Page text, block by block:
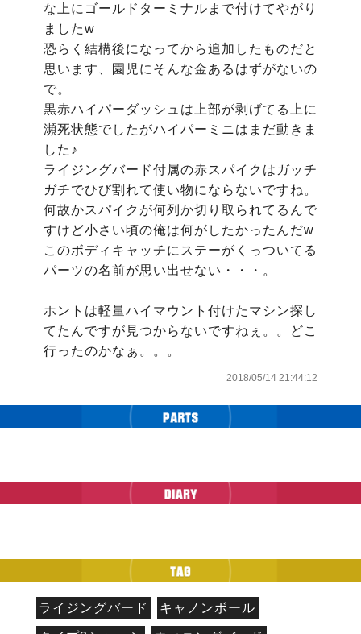
な上にゴールドターミナルまで付けてやがり
ましたw
恐らく結構後になってから追加したものだと
思います、園児にそんな金あるはずがないの
で。
黒赤ハイパーダッシュは上部が剥げてる上に
瀕死状態でしたがハイパーミニはまだ動きま
した♪
ライジングバード付属の赤スパイクはガッチ
ガチでひび割れて使い物にならないですね。
何故かスパイクが何列か切り取られてるんで
すけど小さい頃の俺は何がしたかったんだw
このボディキャッチにステーがくっついてる
パーツの名前が思い出せない・・・。
ホントは軽量ハイマウント付けたマシン探し
てたんですが見つからないですねぇ。。どこ
行ったのかなぁ。。。
2018/05/14 21:44:12
ライジングバード キャノンボール